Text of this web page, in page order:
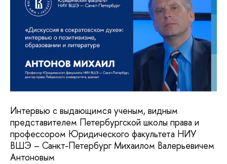
Интервью с выдающимся ученым, видным
представителем Петербургской школы права и
профессором Юридического факультета НИУ
ВШЭ – Санкт-Петербург Михаилом Валерьевичем
Антоновым